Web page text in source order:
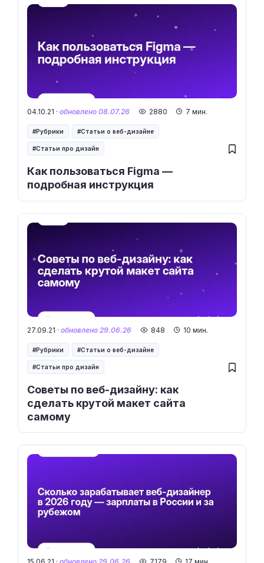
Как пользоваться Figma —
подробная инструкция
04.10.21 · обновлено 08.07.26 2880 7 мин.
Рубрики Статьи о веб-дизайне
Статьи про дизайн
Советы по веб-дизайну: как
сделать крутой макет сайта
самому
27.09.21 · обновлено 29.06.26 848 10 мин.
Рубрики Статьи о веб-дизайне
Статьи про дизайн